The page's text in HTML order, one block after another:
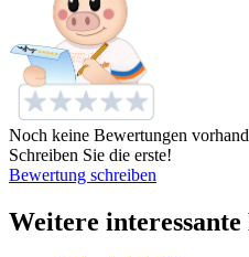
Noch keine Bewertungen
Schreiben Sie die erste!
Bewertung schreiben
Weitere